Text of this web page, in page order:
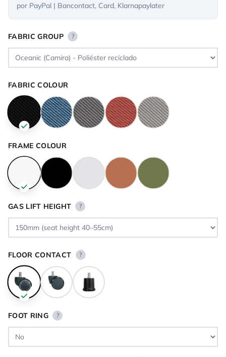
por PayPal | Bancontact, Card, Klarnapaylater
FABRIC GROUP ?
FABRIC COLOUR
FRAME COLOUR
GAS LIFT HEIGHT ?
FLOOR CONTACT ?
FOOT RING ?